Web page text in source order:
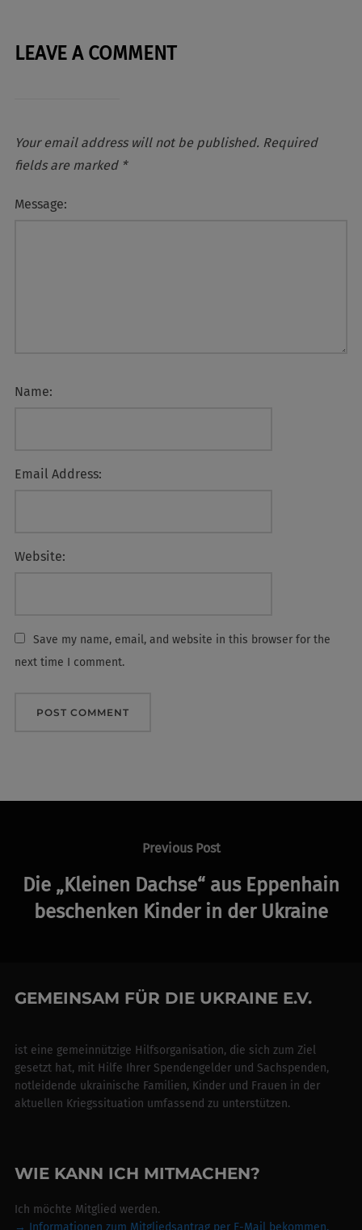
LEAVE A COMMENT
Your email address will not be published. Required
fields are marked *
Message:
Name:
Email Address:
Website:
Save my name, email, and website in this browser for the
next time I comment.
Previous
Previous Post
Die „Kleinen Dachse“ aus Eppenhain
beschenken Kinder in der Ukraine
GEMEINSAM FÜR DIE UKRAINE E.V.
ist eine gemeinnützige Hilfsorganisation, die sich zum Ziel
gesetzt hat, mit Hilfe Ihrer Spendengelder und Sachspenden,
notleidende ukrainische Familien, Kinder und Frauen in der
aktuellen Kriegssituation umfassend zu unterstützen.
WIE KANN ICH MITMACHEN?
Ich möchte Mitglied werden.
→ Informationen zum Mitgliedsantrag per E-Mail bekommen.